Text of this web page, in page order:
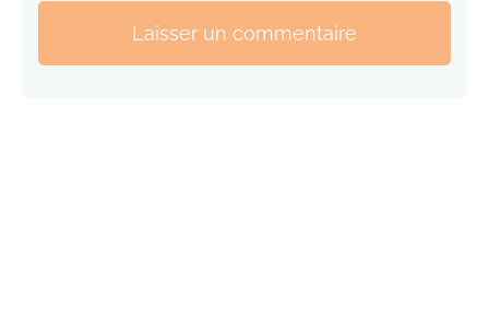
Laisser un commentaire